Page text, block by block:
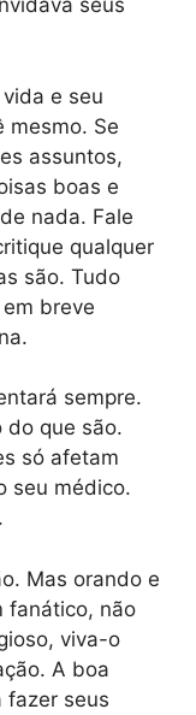
seus
vida e seu
mesmo. Se
assuntos,
boas e
nada. Fale
qualquer
são. Tudo
breve
sempre.
do que são.
só afetam
seu médico.
Mas orando e
fanático, não
viva-o
A boa
fazer seus